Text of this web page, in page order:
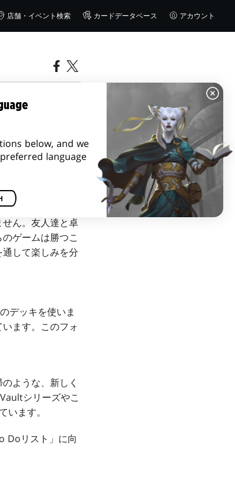
店舗・イベント検索 カードデータベース アカウント
ってカードを
ん。友人達と卓
ゲームは勝つこ
して楽しみを分
デッキを使いま
ます。このフォ
ような、新しく
シリーズやこ
ます。
Doリスト」に向
below, and we
language